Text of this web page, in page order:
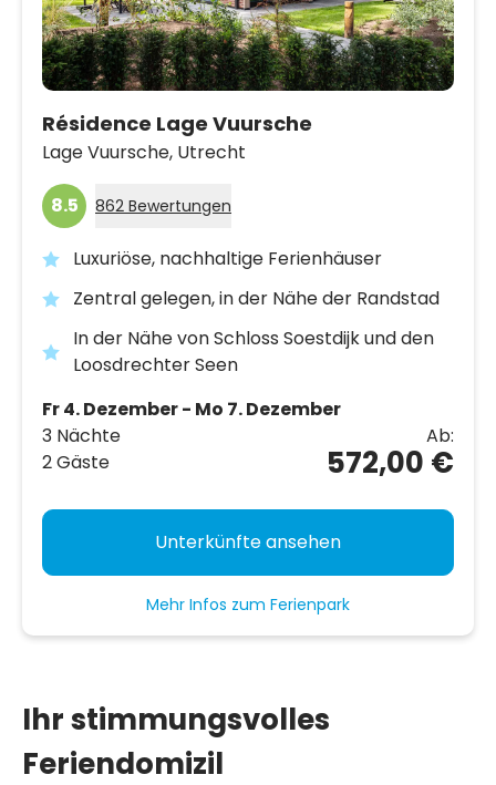
Résidence Lage Vuursche
Lage Vuursche, Utrecht
8.5 862 Bewertungen
Luxuriöse, nachhaltige Ferienhäuser
Zentral gelegen, in der Nähe der Randstad
In der Nähe von Schloss Soestdijk und den
Loosdrechter Seen
Fr 4. Dezember - Mo 7. Dezember
3 Nächte
2 Gäste
Ab:
572,00 €
Unterkünfte ansehen
Mehr Infos zum Ferienpark
Ihr stimmungsvolles
Feriendomizil